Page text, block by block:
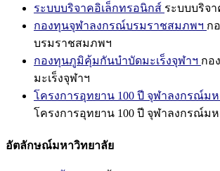
ระบบบริจาคอิเล็กทรอนิกส์ ระบบบริจ
กองทุนจุฬาลงกรณ์บรมราชสมภพฯ ก
บรมราชสมภพฯ
กองทุนภูมิคุ้มกันบำบัดมะเร็งจุฬาฯ กอ
มะเร็งจุฬาฯ
โครงการอุทยาน 100 ปี จุฬาลงกรณ์ม
โครงการอุทยาน 100 ปี จุฬาลงกรณ์ม
อัตลักษณ์มหาวิทยาลัย